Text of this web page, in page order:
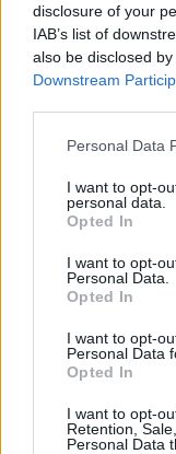
disclosure of your
IAB’s list of
also be disclosed
Downstream
Please note that
not limited to your
grant or deny
use your data for
consent section.
Personal Data
I want to opt-
personal data.
Opted In
I want to opt-
Personal Data.
Opted In
I want to opt-
Personal Data
Opted In
I want to opt-
Retention,
Personal Data